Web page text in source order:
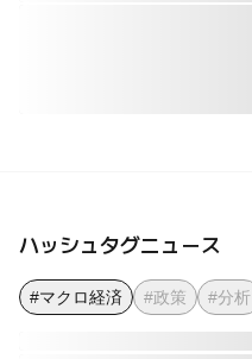
ハッシュタグニュース
#マクロ経済 #政策 #分析